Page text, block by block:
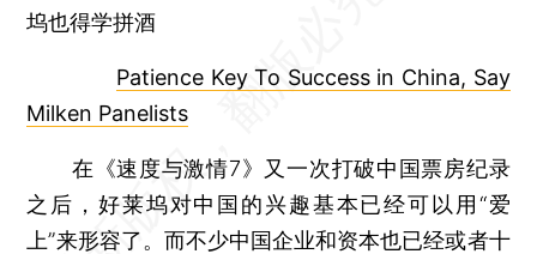
坞也得学拼酒
Patience Key To Success in China, Say
Milken Panelists
在《速度与激情7》又一次打破中国票房纪录
之后，好莱坞对中国的兴趣基本已经可以用“爱
上”来形容了。而不少中国企业和资本也已经或者十